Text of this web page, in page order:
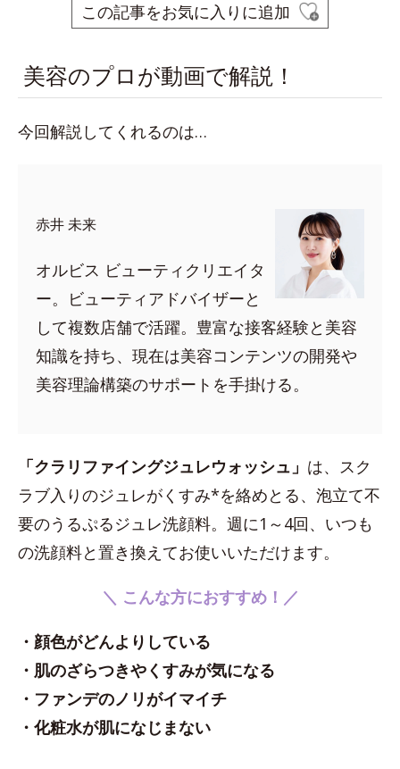
この記事をお気に入りに追加
美容のプロが動画で解説！
今回解説してくれるのは…
赤井 未来
オルビス ビューティクリエイタ
ー。ビューティアドバイザーと
して複数店舗で活躍。豊富な接客経験と美容
知識を持ち、現在は美容コンテンツの開発や
美容理論構築のサポートを手掛ける。
「クラリファイングジュレウォッシュ」 は、スク
ラブ入りのジュレがくすみ*を絡めとる、泡立て不
要のうるぷるジュレ洗顔料。週に1～4回、いつも
の洗顔料と置き換えてお使いいただけます。
＼ こんな方におすすめ！／
・顔色がどんよりしている
・肌のざらつきやくすみが気になる
・ファンデのノリがイマイチ
・化粧水が肌になじまない